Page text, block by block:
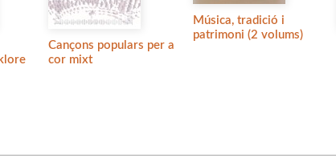
Cançons populars per a
cor mixt
Música, tradició i
patrimoni (2 volums)